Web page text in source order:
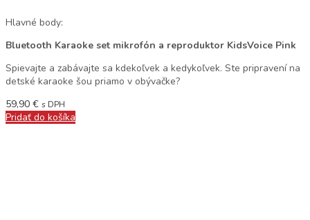
Hlavné body:
Bluetooth Karaoke set mikrofón a reproduktor KidsVoice Pink
Spievajte a zabávajte sa kdekoľvek a kedykoľvek. Ste pripravení na
detské karaoke šou priamo v obývačke?
59,90 € s DPH
Pridať do košíka